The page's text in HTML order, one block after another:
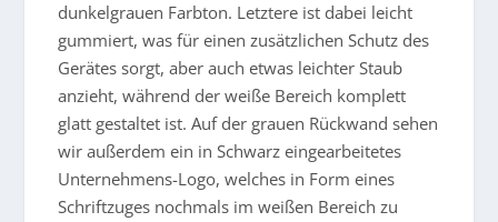
dunkelgrauen Farbton. Letztere ist dabei leicht
gummiert, was für einen zusätzlichen Schutz des
Gerätes sorgt, aber auch etwas leichter Staub
anzieht, während der weiße Bereich komplett
glatt gestaltet ist. Auf der grauen Rückwand sehen
wir außerdem ein in Schwarz eingearbeitetes
Unternehmens-Logo, welches in Form eines
Schriftzuges nochmals im weißen Bereich zu